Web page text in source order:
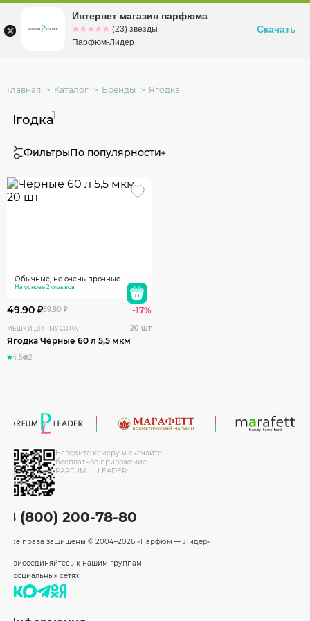
Омскул. Заозерная, 11, к. 1
Главная Каталог Бренды Ягодка
Ягодка1
ФильтрыПо популярности
Обычные, не очень прочные
На основе 2 отзывов
49.90 ₽59.90 ₽ -17%
МЕШКИ ДЛЯ МУСОРА 20 шт
Ягодка Чёрные 60 л 5,5 мкм
4.5 2
Наведите камеру и скачайте
бесплатное приложение
PARFUM — LEADER
8 (800) 200-78-80
Все права защищены © 2004–2026 «Парфюм — Лидер»
Присоединяйтесь к нашим группам
в социальных сетях
Интернет магазин парфюма
☆☆☆☆☆
★★★★★ (23) звезды
Парфюм-Лидер
Скачать